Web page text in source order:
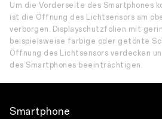
Um die Vorderseite des Smartphones
ist die Öffnung des Lichtsensors am
verborgen. Displayschutzfolien mit
beispielsweise farbige oder getönte
Öffnung des Lichtsensors verdecken
des Smartphones beeinträchtigen.
Smartphone